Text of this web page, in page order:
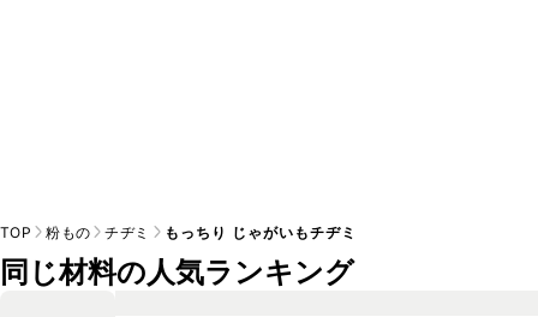
TOP 粉もの チヂミ もっちり じゃがいもチヂミ
同じ材料の人気ランキング